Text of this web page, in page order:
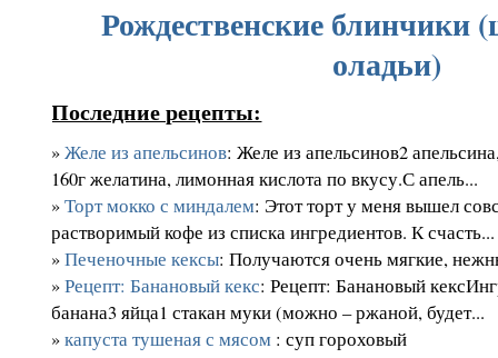
Рождественские блинчики
оладьи)
Последние рецепты:
»Желе из апельсинов: Желе из апельсинов2
160г желатина, лимонная кислота по вкусу.С апель...
»Торт мокко с миндалем: Этот торт у меня вышел
растворимый кофе из списка ингредиентов. К счасть...
»Печеночные кексы: Получаются очень мягкие,
»Рецепт: Банановый кекс: Рецепт: Банановый
банана3 яйца1 стакан муки (можно – ржаной, будет...
»капуста тушеная с мясом : суп гороховый